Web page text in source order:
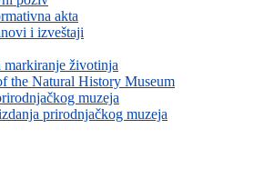
akta
i izveštaji
markiranje životinja
the Natural History Museum
muzeja
prirodnjačkog muzeja